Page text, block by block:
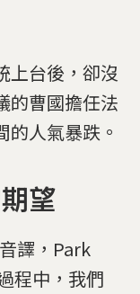
上台後，卻沒
的曹國擔任法
人氣暴跌。
望
譯，Park
程中，我們